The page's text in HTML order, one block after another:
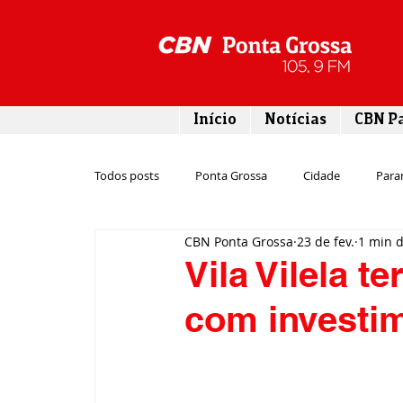
Início Notícias CBN
Todos posts Ponta Grossa Cidade
Emprego Campos Gerais
Rodovias Agronegócio
Vila Vilela
com
CBN Ponta Grossa 23 de fev. 1 min